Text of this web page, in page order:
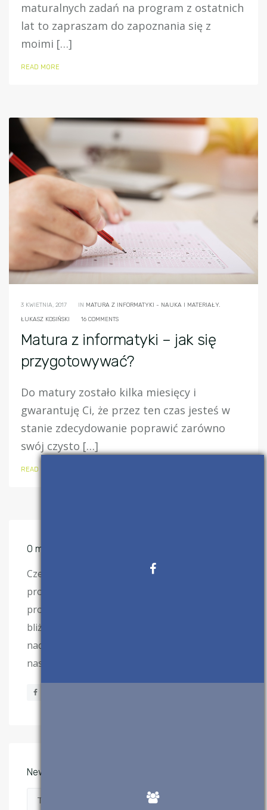
maturalnych zadań na program z ostatnich
lat to zapraszam do zapoznania się z
moimi […]
READ MORE
3 KWIETNIA, 2017 IN MATURA Z INFORMATYKI - NAUKA I MATERIAŁY.
ŁUKASZ KOSIŃSKI
16 COMMENTS
Matura z informatyki – jak się
przygotowywać?
Do matury zostało kilka miesięcy i
gwarantuję Ci, że przez ten czas jesteś w
stanie zdecydowanie poprawić zarówno
swój czysto […]
READ MORE
O mnie
Cześć, nazywam się Łukasz i wraz z zespołem
prowadzę bloga binarnie.pl. Jestem semi-
programistą, któremu obecnie jednak trochę
bliżej do biznesu niż do programowania, ale
nadal uwielbiam kodzić. Koniecznie odwiedź
nasz kanał na YouTube, aby mnie lepiej poznać!
Newsletter